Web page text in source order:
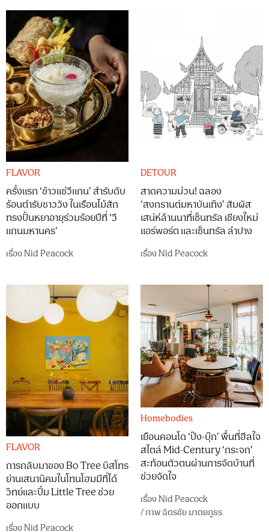
FLAVOR
ครั้งแรก ‘ข้าวแช่วีแกน’ สำรับดับ
ร้อนตำรับชาววัง ในเรือนไม้สัก
ทรงปั้นหยาอายุร่วมร้อยปีที่ ‘วี
แกนมหานคร’
เรื่อง Nid Peacock
DETOUR
สาดความม่วน! ฉลอง
‘สงกรานต์มหาบันเทิง’ สัมผัส
เสน่ห์ล้านนาที่เซ็นทรัล เชียงใหม่
แอร์พอร์ต และเซ็นทรัล ลำปาง
เรื่อง Nid Peacock
FLAVOR
การกลับมาของ Bo Tree บิสโทร
ย่านเสนานิคมในโทนโฮมมีที่ได้
วิทย์และปิ๋ม Little Tree ช่วย
ออกแบบ
เรื่อง Nid Peacock
Homebodies
เยือนคอนโด ‘ป๊ง-บุ๊ก’ พื้นที่ฮีลใจ
สไตล์ Mid-Century ‘กระจก’
สะท้อนตัวตนผ่านการจัดบ้านที่
ช่วยจัดใจ
เรื่อง Nid Peacock
/ภาพฉัตรชัย มาตยภูธร